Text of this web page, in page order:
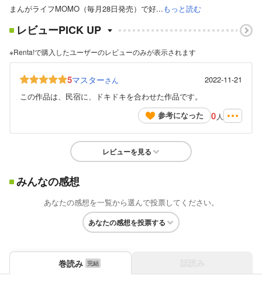
まんがライフMOMO（毎月28日発売）で好...もっと読む
レビューPICK UP
※Renta!で購入したユーザーのレビューのみが表示されます
5マスターさん
2022-11-21
この作品は、民宿に、ドキドキを合わせた作品です。
参考になった
0 人
レビューを見る
みんなの感想
あなたの感想を一覧から選んで投票してください。
あなたの感想を投票する
巻読み